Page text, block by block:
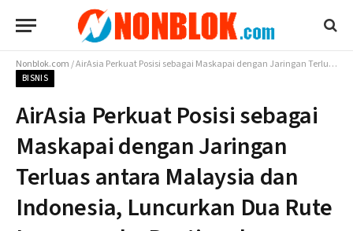
Nonblok.com/AirAsia Perkuat Posisi sebagai Maskapai dengan Jaringan Terluas antara Malaysia dan Indonesia, Luncurkan Dua Rute Langsung ke Pontianak, Kalimantan Barat
BISNIS
AirAsia Perkuat Posisi sebagai
Maskapai dengan Jaringan
Terluas antara Malaysia dan
Indonesia, Luncurkan Dua Rute